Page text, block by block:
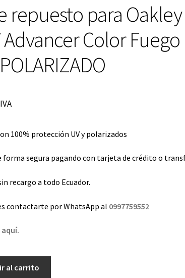
repuesto para Oakley
Advancer Color Fuego
100% protección UV y polarizados
forma segura pagando con tarjeta de crédito o
recargo a todo Ecuador.
contactarte por WhatsApp al 0997759552
aquí.
al carrito